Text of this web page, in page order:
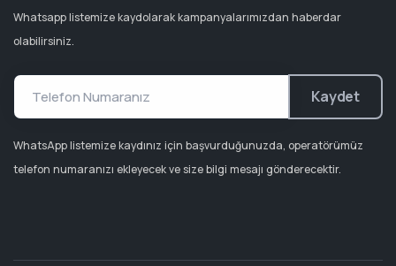
Whatsapp listemize kaydolarak kampanyalarımızdan haberdar
olabilirsiniz.
Kaydet
WhatsApp listemize kaydınız için başvurduğunuzda, operatörümüz
telefon numaranızı ekleyecek ve size bilgi mesajı gönderecektir.